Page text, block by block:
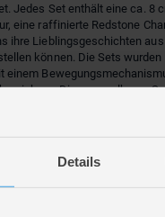
Details
Jedes Set enthält eine ca. 8
eine raffinierte Redstone
ihre Lieblingsgeschichten
können. Die Sets
einem
Die sammelbaren
Fans ab 6 Jahren. Alle
Minecraft Redstone
dem Videospiel nach Hause
und einer Falle mit